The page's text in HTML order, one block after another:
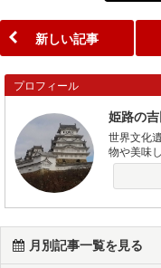
新しい記事
プロフィール
姫路の
世界文化
物や美味
月別記事一覧を見る